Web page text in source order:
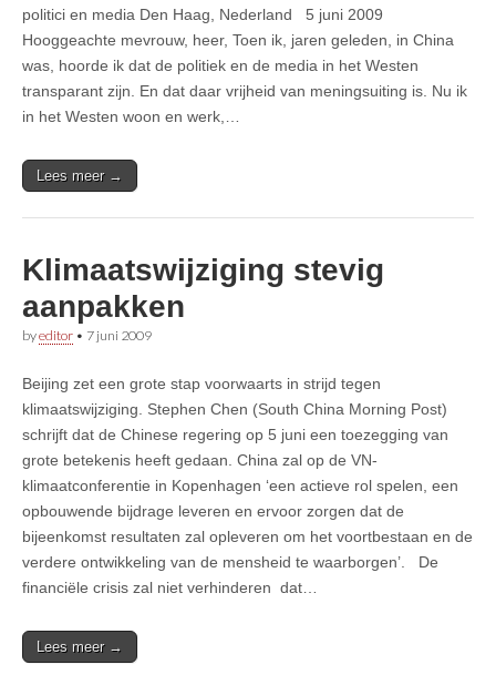
politici en media Den Haag, Nederland 5 juni 2009
Hooggeachte mevrouw, heer, Toen ik, jaren geleden, in China
was, hoorde ik dat de politiek en de media in het Westen
transparant zijn. En dat daar vrijheid van meningsuiting is. Nu ik
in het Westen woon en werk,…
Lees meer →
Klimaatswijziging stevig
aanpakken
byeditor • 7 juni 2009
Beijing zet een grote stap voorwaarts in strijd tegen
klimaatswijziging. Stephen Chen (South China Morning Post)
schrijft dat de Chinese regering op 5 juni een toezegging van
grote betekenis heeft gedaan. China zal op de VN-
klimaatconferentie in Kopenhagen ‘een actieve rol spelen, een
opbouwende bijdrage leveren en ervoor zorgen dat de
bijeenkomst resultaten zal opleveren om het voortbestaan en de
verdere ontwikkeling van de mensheid te waarborgen’. De
financiële crisis zal niet verhinderen dat…
Lees meer →